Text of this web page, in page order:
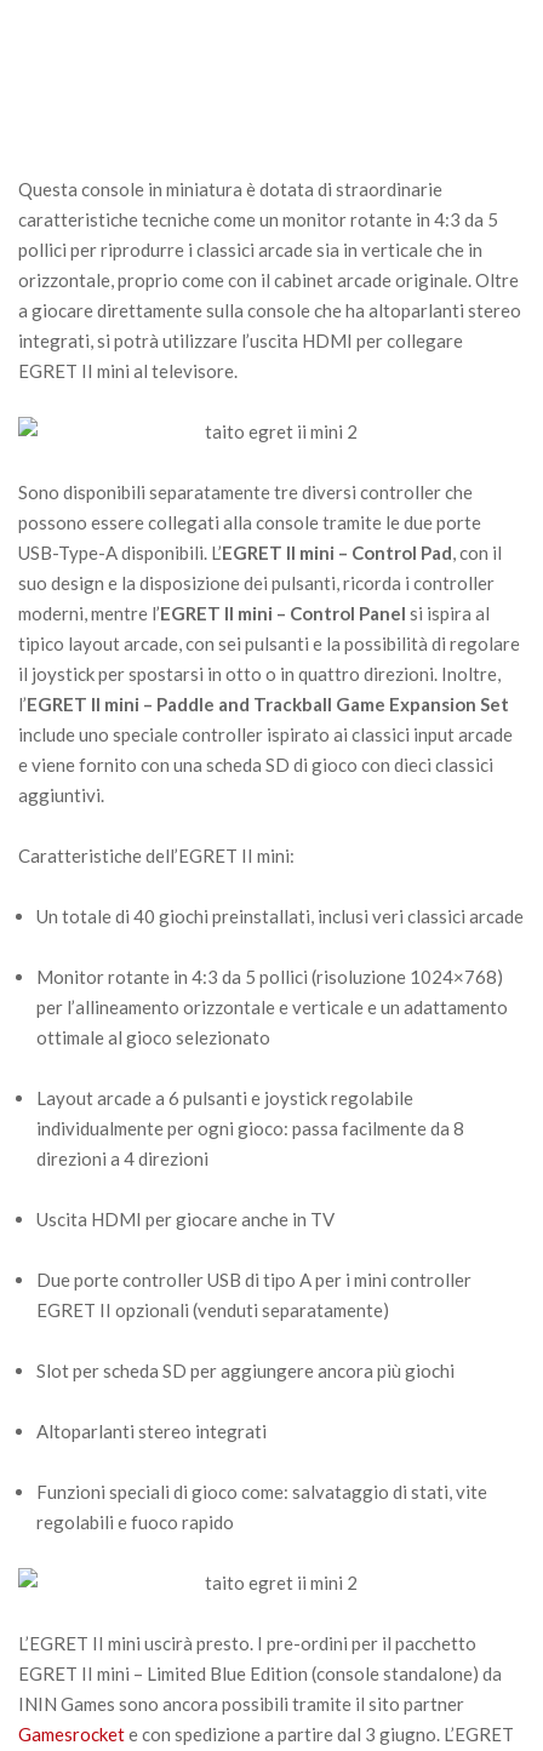
Questa console in miniatura è dotata di straordinarie
caratteristiche tecniche come un monitor rotante in 4:3 da 5
pollici per riprodurre i classici arcade sia in verticale che in
orizzontale, proprio come con il cabinet arcade originale. Oltre
a giocare direttamente sulla console che ha altoparlanti stereo
integrati, si potrà utilizzare l’uscita HDMI per collegare
EGRET II mini al televisore.
Sono disponibili separatamente tre diversi controller che
possono essere collegati alla console tramite le due porte
USB-Type-A disponibili. L’EGRET II mini – Control Pad, con il
suo design e la disposizione dei pulsanti, ricorda i controller
moderni, mentre l’EGRET II mini – Control Panel si ispira al
tipico layout arcade, con sei pulsanti e la possibilità di regolare
il joystick per spostarsi in otto o in quattro direzioni. Inoltre,
l’EGRET II mini – Paddle and Trackball Game Expansion Set
include uno speciale controller ispirato ai classici input arcade
e viene fornito con una scheda SD di gioco con dieci classici
aggiuntivi.
Caratteristiche dell’EGRET II mini:
Un totale di 40 giochi preinstallati, inclusi veri classici arcade
Monitor rotante in 4:3 da 5 pollici (risoluzione 1024×768)
per l’allineamento orizzontale e verticale e un adattamento
ottimale al gioco selezionato
Layout arcade a 6 pulsanti e joystick regolabile
individualmente per ogni gioco: passa facilmente da 8
direzioni a 4 direzioni
Uscita HDMI per giocare anche in TV
Due porte controller USB di tipo A per i mini controller
EGRET II opzionali (venduti separatamente)
Slot per scheda SD per aggiungere ancora più giochi
Altoparlanti stereo integrati
Funzioni speciali di gioco come: salvataggio di stati, vite
regolabili e fuoco rapido
L’EGRET II mini uscirà presto. I pre-ordini per il pacchetto
EGRET II mini – Limited Blue Edition (console standalone) da
ININ Games sono ancora possibili tramite il sito partner
Gamesrockete con spedizione a partire dal 3 giugno. L’EGRET